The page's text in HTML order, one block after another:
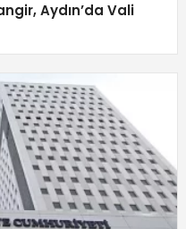
Aydın’da Vali